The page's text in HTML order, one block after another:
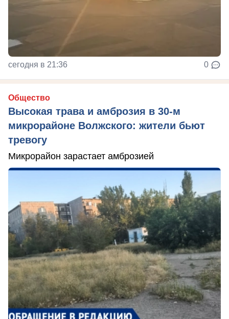
сегодня в 21:36 0
Общество
Высокая трава и амброзия в 30‑м
микрорайоне Волжского: жители бьют
тревогу
Микрорайон зарастает амброзией